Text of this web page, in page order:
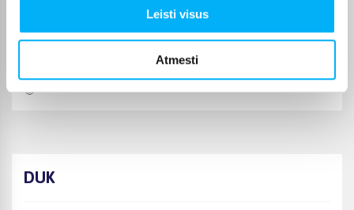
Leisti visus
Atmesti
🙂
DUK